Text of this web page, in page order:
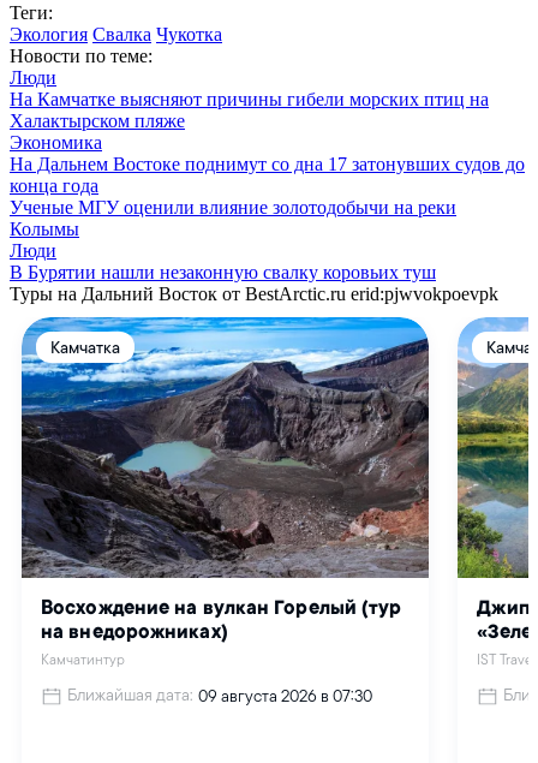
Теги:
Экология Свалка Чукотка
Новости по теме:
Люди
На Камчатке выясняют причины гибели морских птиц на
Халактырском пляже
Экономика
На Дальнем Востоке поднимут со дна 17 затонувших судов до
конца года
Ученые МГУ оценили влияние золотодобычи на реки
Колымы
Люди
В Бурятии нашли незаконную свалку коровьих туш
Туры на Дальний Восток от BestArctic.ru erid:pjwvokpoevpk